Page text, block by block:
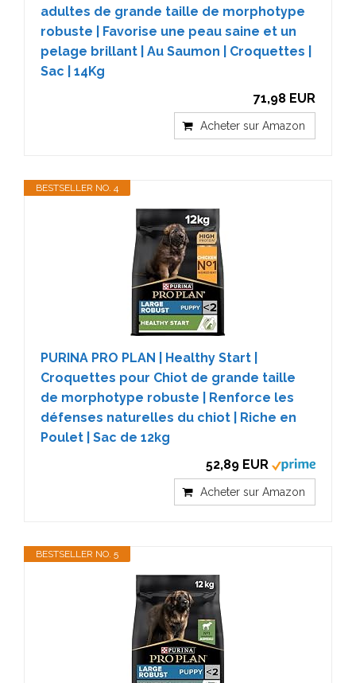
adultes de grande taille de morphotype
robuste | Favorise une peau saine et un
pelage brillant | Au Saumon | Croquettes |
Sac | 14Kg
71,98 EUR
Acheter sur Amazon
BESTSELLER NO. 4
PURINA PRO PLAN | Healthy Start |
Croquettes pour Chiot de grande taille
de morphotype robuste | Renforce les
défenses naturelles du chiot | Riche en
Poulet | Sac de 12kg
52,89 EUR
Acheter sur Amazon
BESTSELLER NO. 5